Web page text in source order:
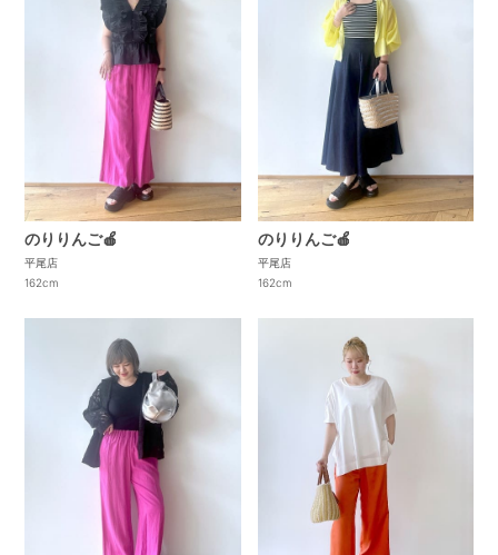
のりりんご🍎
平尾店
162cm
のりりんご🍎
平尾店
162cm